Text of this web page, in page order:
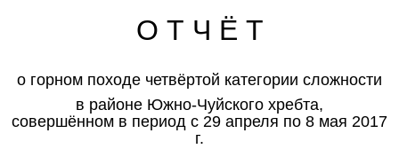
О Т Ч Ё Т
о горном походе четвёртой категории сложности
в районе Южно-Чуйского хребта,
совершённом в период с 29 апреля по 8 мая 2017
г.